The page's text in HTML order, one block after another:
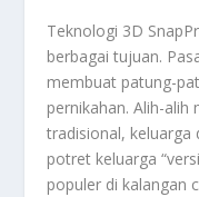
Teknologi 3D
berbagai tujuan.
membuat patung-
pernikahan. Alih-
tradisional,
potret keluarga
populer di kalangan